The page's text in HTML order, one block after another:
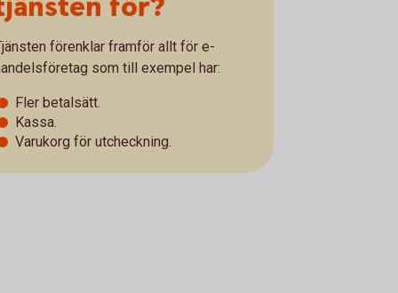
förenklar framför allt för e-
som till exempel har:
Fler betalsätt.
Kassa.
Varukorg för utcheckning.